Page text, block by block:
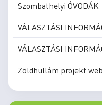
Szombathelyi ÓVODÁK
VÁLASZTÁSI
VÁLASZTÁSI
Zöldhullám projekt